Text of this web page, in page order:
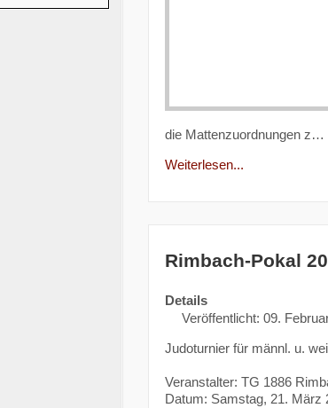
die Mattenzuordnungen z…
Weiterlesen...
Rimbach-Pokal
Details
Veröffentlicht: 09.
Judoturnier für männl. u.
Veranstalter: TG 1886
Datum: Samstag, 21. März